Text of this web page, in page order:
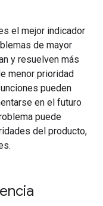
el mejor indicador
de mayor
y resuelven más
menor prioridad
pueden
en el futuro
puede
del producto,